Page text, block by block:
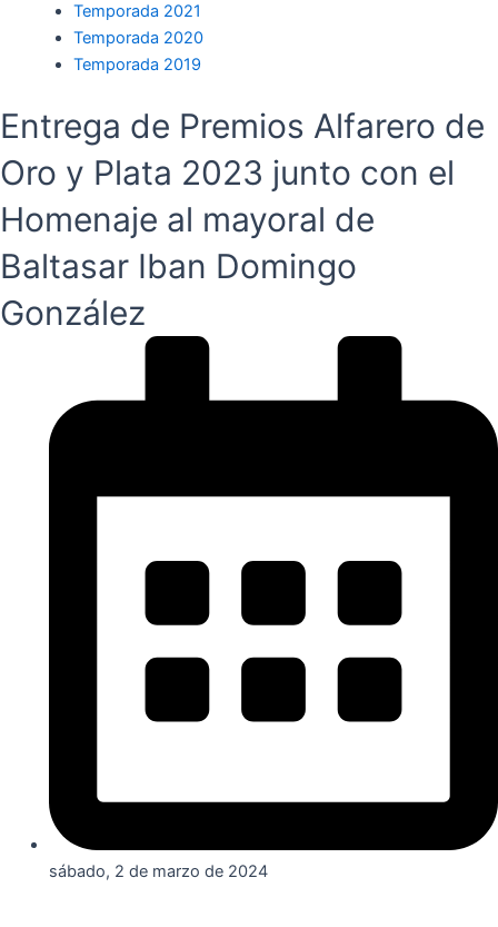
Temporada 2021
Temporada 2020
Temporada 2019
Entrega de Premios Alfarero de
Oro y Plata 2023 junto con el
Homenaje al mayoral de
Baltasar Iban Domingo
González
sábado, 2 de marzo de 2024